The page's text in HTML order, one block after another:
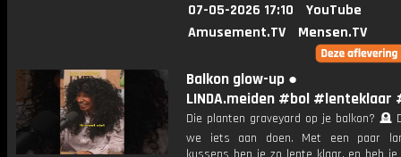
07-05-2026 17:10
YouTube
Amusement.TV
Mensen.TV
Balkon glow-up ●
LINDA.meiden #bol #lenteklaar
Die planten graveyard op je balkon? 🪦
we iets aan doen. Met een paar